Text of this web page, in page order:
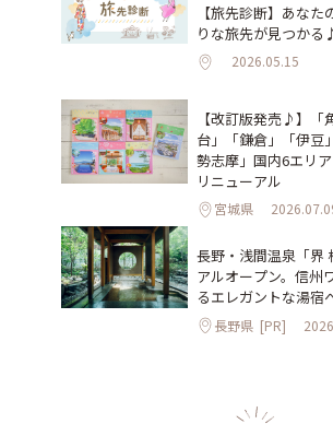
【旅先診断】あなた
りな旅先が見つかる
2026.05.15
【改訂版発売♪】「
台」「鎌倉」「伊豆
勢志摩」国内6エリ
リニューアル
宮城県
長野・浅間温泉「界
アルオープン。信州
るエレガントな湯宿
長野県 [PR]